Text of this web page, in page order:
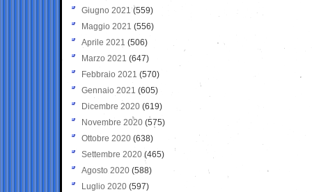
Giugno 2021(559)
Maggio 2021 (556)
Aprile 2021 (506)
Marzo 2021 (647)
Febbraio 2021 (570)
Gennaio 2021 (605)
Dicembre 2020 (619)
Novembre 2020 (575)
Ottobre 2020 (638)
Settembre 2020(465)
Agosto 2020 (588)
Luglio 2020 (597)